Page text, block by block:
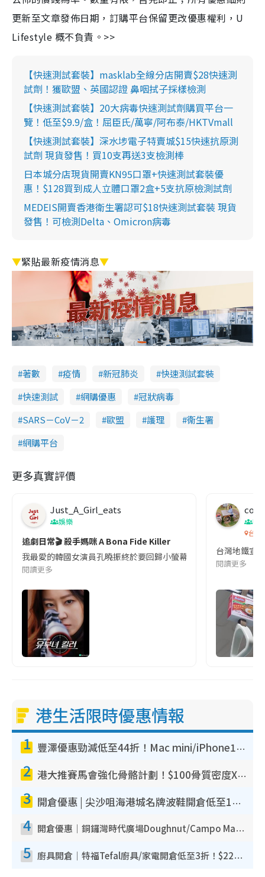
更新至文章發佈日期，訂購平台保留更改優惠權利，U
Lifestyle 概不負責。>>
【快速測試套裝】masklab全線分店開賣$28快速測
試劑！獲歐盟、英國認證 鼻咽拭子採樣檢測
【快速測試套裝】20大病毒快速測試劑購買平台一
覽！低至$9.9/盒！屈臣氏/萬寧/阿布泰/HKTVmall
【快速測試套裝】深水埗電子特賣城$15快速抗原測
試劑 現貨發售！買10支再送3支檢測棒
日本城分店現貨開賣KN95口罩+快速測試套裝優
惠！$128買到成人立體口罩2盒+5支抗原檢測試劑
MEDEIS開賣香港衛生署認可$18快速測試套裝 現貨
發售！可檢測Delta、Omicron病毒
▼緊貼最新疫情消息▼
著數 疫情 新冠肺炎
快速測試套裝
快速測試
網購優惠
冠狀病毒
SARS－CoV－2
歐盟 護理
衞生署
網購平台
更多真實評價
Just_A_Girl_eats
娛樂
追劇日常🎬 殺手媽咪 A Bona Fide Killer
我最愛的韓國女演員孔曉振終於要回歸小螢幕啦!這次的劇本改編
閱讀更多
co
吹
台灣
台灣地鐵宣
閱讀更多
港生活限時優惠情報
1 豐澤優惠勁減低至44折！Mac mini/iPhone17Pro大減價！廚房家電$220起
2 港大推賽馬會強化骨骼計劃！$100骨質密度X光檢查 完成免費運動訓練送超市禮券！附參加資格
3 開倉優惠 | 尖沙咀海港城名牌波鞋開倉低至1折！On鞋$899起／Joy&Peace鞋履$98起
4 開倉優惠｜銅鑼灣時代廣場Doughnut/Campo Marzio開倉低至1折！背囊、書包、手袋劈價$200起
5 廚具開倉｜特福Tefal廚具/家電開倉低至3折！$220起買平底鍋/炒鑊/湯煲！電飯煲/吸塵機/燙斗$418起